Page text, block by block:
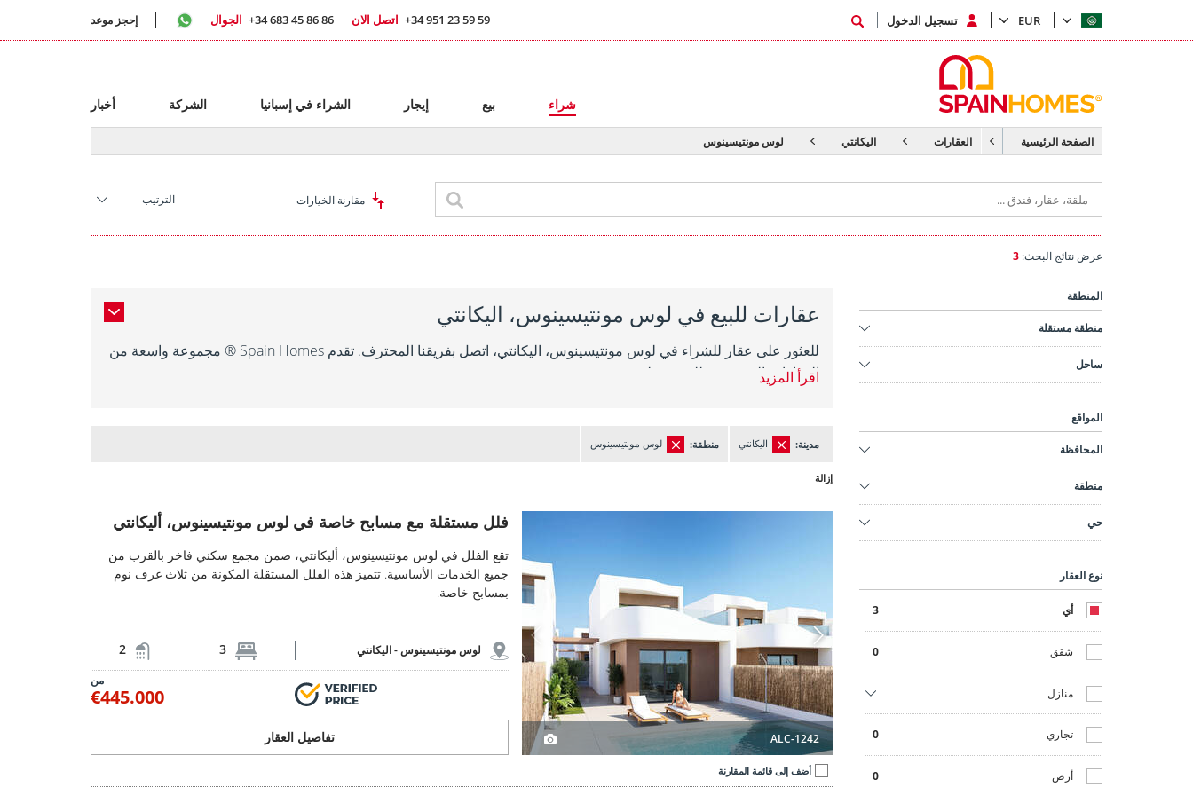
الصفحة الرئيسية العقارات اليكانتي لوس مونتيسينوس
مقارنة الخيارات الترتيب
عرض نتائج البحث: 3
المنطقة
منطقة مستقلة
ساحل
المواقع
المحافظة
منطقة
حي
نوع العقار
أي 3
شقق 0
منازل
تجاري 0
أرض 0
عقارات للبيع في لوس مونتيسينوس، اليكانتي
للعثور على عقار للشراء في لوس مونتيسينوس، اليكانتي، اتصل بفريقنا المحترف. تقدم Spain Homes ® مجموعة واسعة من
العقارات المعروضة للبيع في لوس مونتيسينوس.
اقرأ المزيد
مدينة: اليكانتي منطقة: لوس مونتيسينوس
إزالة
فلل مستقلة مع مسابح خاصة في لوس مونتيسينوس، فلل مستقلة مع مسابح خاصة في لوس مونتيسينوس، أليكانتي 2
ALC-1242
فلل مستقلة مع مسابح خاصة في لوس مونتيسينوس، أليكانتي
تقع الفلل في لوس مونتيسينوس، أليكانتي، ضمن مجمع سكني فاخر بالقرب من
جميع الخدمات الأساسية. تتميز هذه الفلل المستقلة المكونة من ثلاث غرف نوم
بمسابح خاصة.
لوس مونتيسينوس -اليكانتي 3
2
من
€445.000
تفاصيل العقار
أضف إلى قائمة المقارنة
EUR تسجيل الدخول اتصل الان +34 951 23 59 59 الجوال +34 683 45 86 86 إحجز موعد
شراء بيع إيجار الشراء في إسبانيا الشركة أخبار